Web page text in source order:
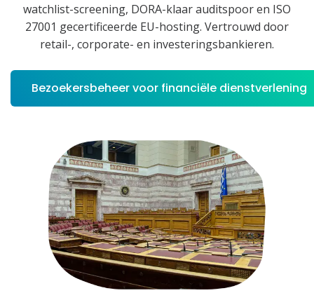
watchlist-screening, DORA-klaar auditspoor en ISO
27001 gecertificeerde EU-hosting. Vertrouwd door
retail-, corporate- en investeringsbankieren.
Bezoekersbeheer voor financiële dienstverlening